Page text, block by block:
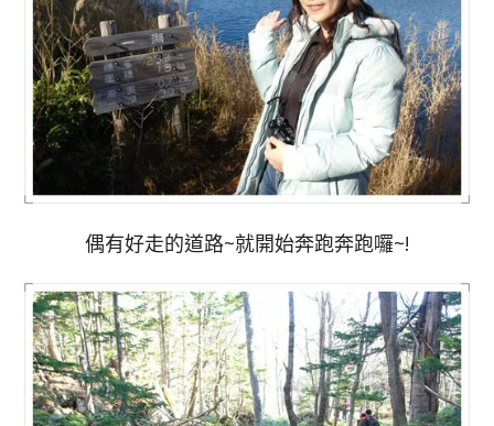
偶有好走的道路~就開始奔跑奔跑囉~!